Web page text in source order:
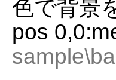
色で背景
pos